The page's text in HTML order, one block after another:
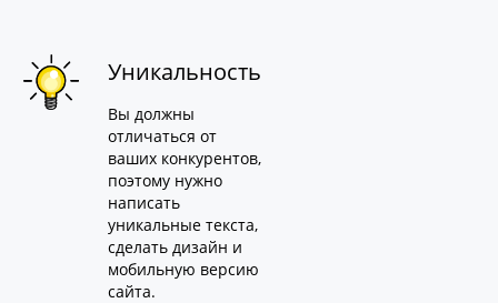
Уникальность
Вы должны
отличаться от
ваших конкурентов,
поэтому нужно
написать
уникальные текста,
сделать дизайн и
мобильную версию
сайта.